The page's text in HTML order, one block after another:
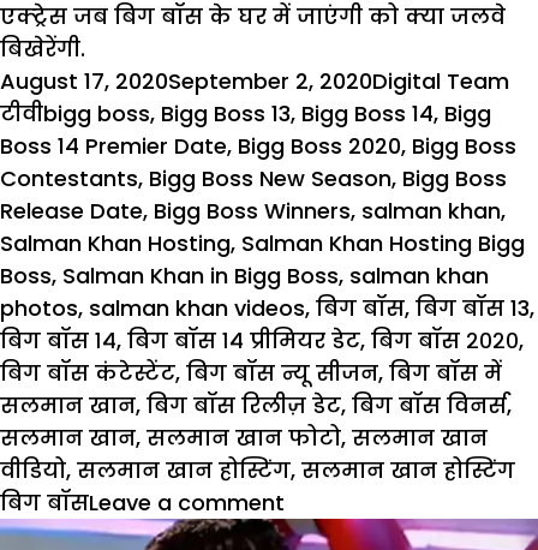
एक्ट्रेस जब बिग बॉस के घर में जाएंगी को क्या जलवे
बिखेरेंगी.
Posted
on
August 17, 2020September 2, 2020Author
Digital Team
टीवीTags
bigg boss, Bigg Boss 13, Bigg Boss 14, Bigg
Boss 14 Premier Date, Bigg Boss 2020, Bigg Boss
Contestants, Bigg Boss New Season, Bigg Boss
Release Date, Bigg Boss Winners, salman khan,
Salman Khan Hosting, Salman Khan Hosting Bigg
Boss, Salman Khan in Bigg Boss, salman khan
photos, salman khan videos, बिग बॉस, बिग बॉस 13,
बिग बॉस १४, बिग बॉस १४ प्रीमियर डेट, बिग बॉस २०२०,
बिग बॉस कंटेस्टेंट, बिग बॉस न्यू सीजन, बिग बॉस में
सलमान खान, बिग बॉस रिलीज़ डेट, बिग बॉस विनर्स,
सलमान खान, सलमान खान फोटो, सलमान खान
वीडियो, सलमान खान होस्टिंग, सलमान खान होस्टिंग
बिग बॉसLeave a comment
Bigg